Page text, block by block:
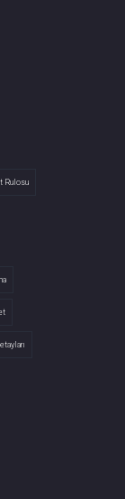
Rulosu